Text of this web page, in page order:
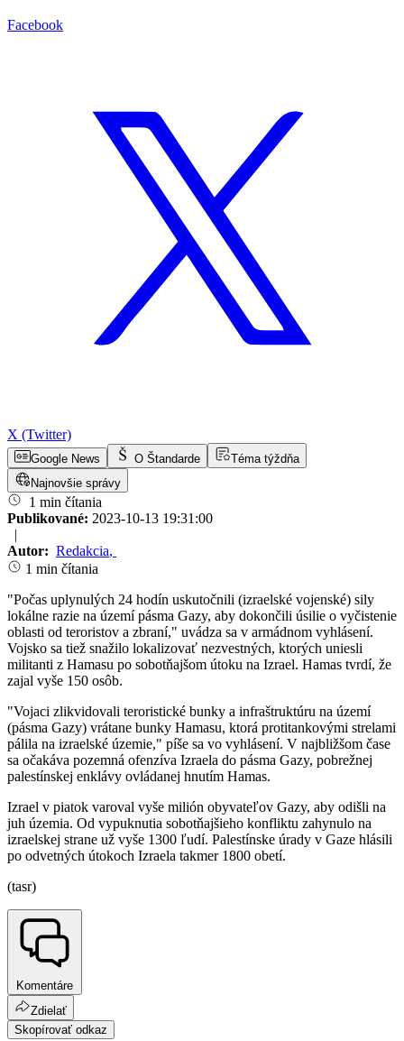
Facebook
X (Twitter)
Google News O Štandarde
Téma týždňa
Najnovšie správy
1 min čítania
Publikované: 2023-10-13 19:31:00
|
Autor: Redakcia,
1 min čítania
"Počas uplynulých 24 hodín uskutočnili (izraelské vojenské) sily
lokálne razie na území pásma Gazy, aby dokončili úsilie o vyčistenie
oblasti od teroristov a zbraní," uvádza sa v armádnom vyhlásení.
Vojsko sa tiež snažilo lokalizovať nezvestných, ktorých uniesli
militanti z Hamasu po sobotňajšom útoku na Izrael. Hamas tvrdí, že
zajal vyše 150 osôb.
"Vojaci zlikvidovali teroristické bunky a infraštruktúru na území
(pásma Gazy) vrátane bunky Hamasu, ktorá protitankovými strelami
pálila na izraelské územie," píše sa vo vyhlásení. V najbližšom čase
sa očakáva pozemná ofenzíva Izraela do pásma Gazy, pobrežnej
palestínskej enklávy ovládanej hnutím Hamas.
Izrael v piatok varoval vyše milión obyvateľov Gazy, aby odišli na
juh územia. Od vypuknutia sobotňajšieho konfliktu zahynulo na
izraelskej strane už vyše 1300 ľudí. Palestínske úrady v Gaze hlásili
po odvetných útokoch Izraela takmer 1800 obetí.
(tasr)
Komentáre
Zdielať
Skopírovať odkaz